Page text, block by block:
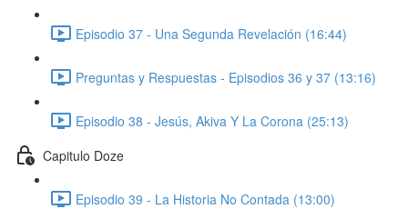
Episodio 37 - Una Segunda Revelación (16:44)
Preguntas y Respuestas - Episodios 36 y 37 (13:16)
Episodio 38 - Jesús, Akiva Y La Corona (25:13)
Capitulo Doze
Episodio 39 - La Historia No Contada (13:00)